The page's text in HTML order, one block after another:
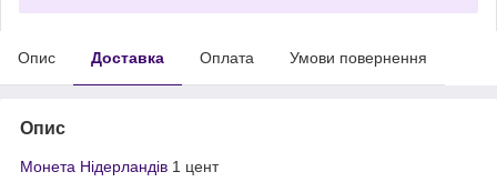
Опис Доставка Оплата Умови повернення
Опис
Монета Нідерландів 1 цент